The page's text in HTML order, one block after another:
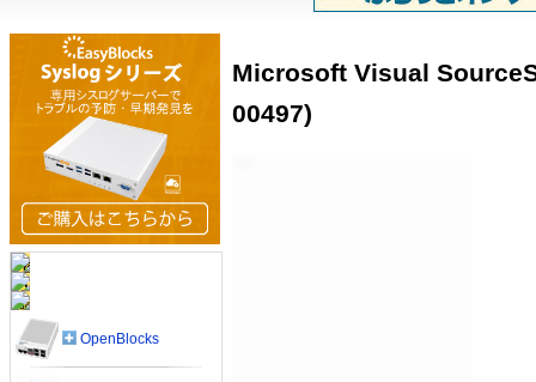
Microsoft Visual
00497)
OpenBlocks